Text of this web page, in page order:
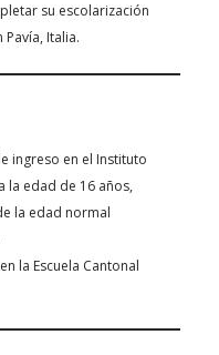
su escolarización
Pavía, Italia.
ingreso en el Instituto
la edad de 16 años,
la edad normal
la Escuela Cantonal